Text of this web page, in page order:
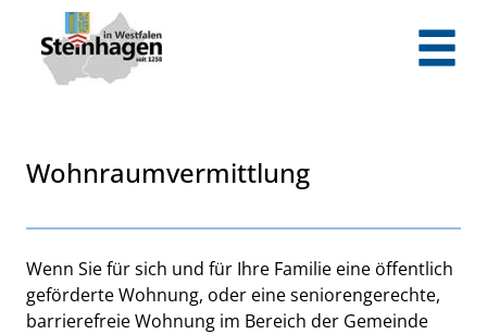
Zum Hauptinhalt springen
Zum Header
Zum Hauptinhalt
Zum Footer
Wohnraumvermittlung
Beschreibung
Wenn Sie für sich und für Ihre Familie eine öffentlich
geförderte Wohnung, oder eine seniorengerechte,
barrierefreie Wohnung im Bereich der Gemeinde